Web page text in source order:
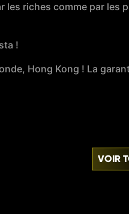
riches comme par les
!
Hong Kong ! La
VOIR